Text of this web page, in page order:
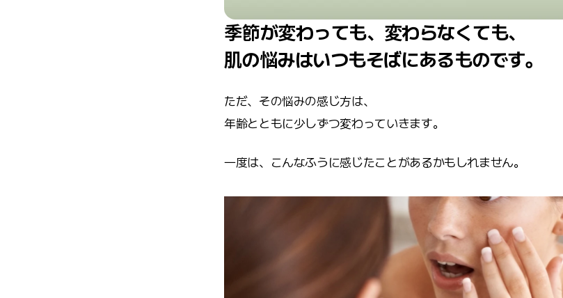
季節が変わっても、変わらなくても、
肌の悩みはいつもそばにあるものです。
ただ、その悩みの感じ方は、
年齢とともに少しずつ変わっていきます。
一度は、こんなふうに感じたことがあるかもしれません。